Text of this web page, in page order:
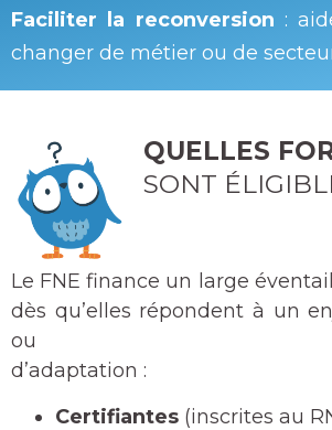
Faciliter la reconversion :
changer de métier ou de
QUELLES
SONT
Le FNE finance un large
dès qu’elles répondent à un
ou
d’adaptation :
Certifiantes (inscrites au